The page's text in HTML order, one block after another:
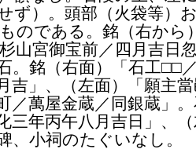
ず）。頭部（火袋等）
のである。銘（右から
山宮御宝前／四月吉日
。銘（右面）「石工□□
吉」、（左面）「願主
／萬屋金蔵／同銀蔵」
三年丙午八月吉日」、
、小祠のたぐいなし。